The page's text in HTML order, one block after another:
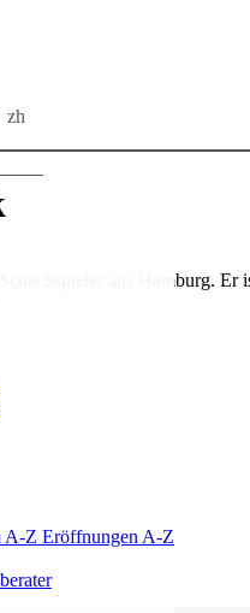
zh
A-Z Eröffnungen A-Z
aus Hamburg. Er